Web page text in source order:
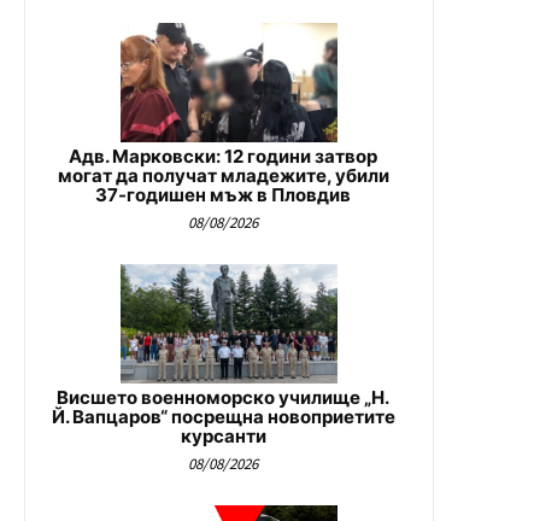
Адв. Марковски: 12 години затвор
могат да получат младежите, убили
37-годишен мъж в Пловдив
08/08/2026
Висшето военноморско училище „Н.
Й. Вапцаров“ посрещна новоприетите
курсанти
08/08/2026